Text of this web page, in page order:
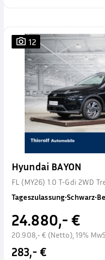
12
Hyundai BAYON
FL (MY26) 1.0 T-Gdi 2WD
Tageszulassung•Schwarz•
24.880,- €
20.908,- € (Netto), 19%
283,- €